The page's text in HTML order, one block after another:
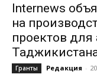
Internews
на
проектов для
Гранты Редакция -